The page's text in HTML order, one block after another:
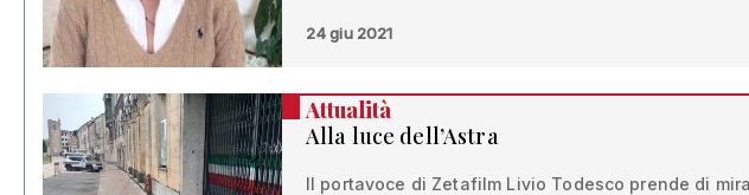
24 giu 2021
Attualità
Alla luce dell’Astra
Il portavoce di Zetafilm Livio Todesco prende di